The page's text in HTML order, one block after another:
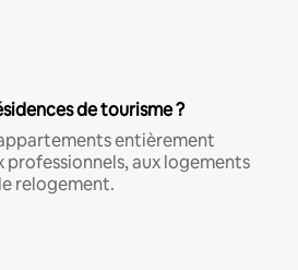
de tourisme ?
entièrement
professionnels, aux logements
relogement.